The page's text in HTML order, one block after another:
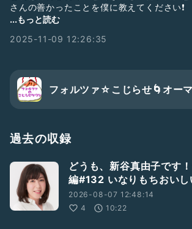
さんの善かったことを僕に教えてください❗️
💊お題ガチャ💊 学校で教えて欲しかったこと
https://ameblo.jp/01603313/
Twitter
https://twitter.com/slopedragon
https://youtube.com/user/622sparta
#新人さんいらっしゃい
...もっと読む
2025-11-09 12:26:35
フォルツァ☆こじらせ🌀オー
過去の収録
どうも、新谷真由子です
編#132 いなりもちおいし
2026-08-07 12:48:14
4
10:22